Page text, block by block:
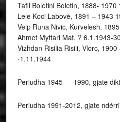
Tafil Boletini Boletin, 1888- 1970
Lele Koci Labovè, 1891 – 1943
Veip Runa Nivic, Kurvelesh.
Ahmet Myftari Mat, ? 6.1.1943-
Vizhdan Risilia Risili, Vlorc,
-1.11.1944
Periudha 1945 — 1990, gjate
Periudha 1991-2012, gjate